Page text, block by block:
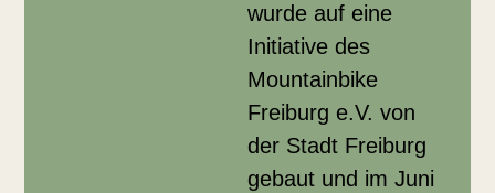
wurde auf eine
Initiative des
Mountainbike
Freiburg e.V. von
der Stadt Freiburg
gebaut und im Juni